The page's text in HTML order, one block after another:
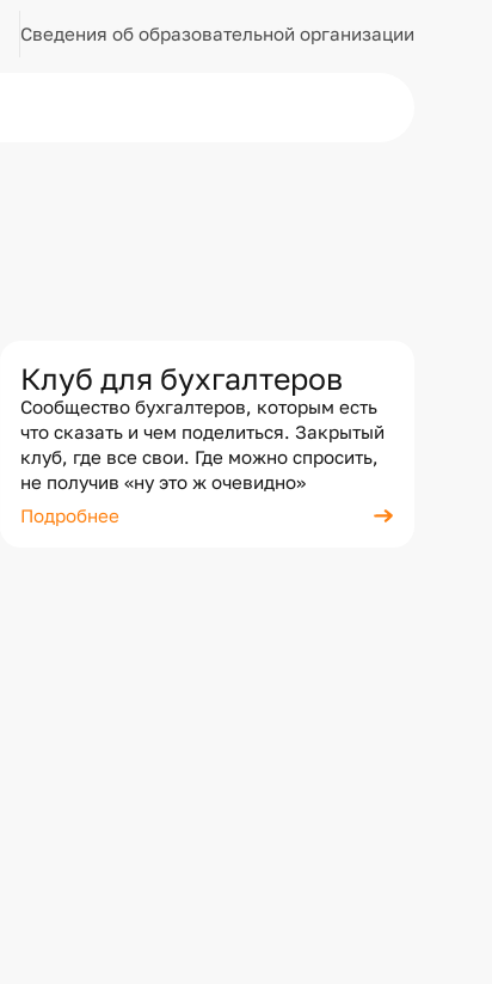
Сведения об образовательной организации
Клуб для бухгалтеров
Сообщество бухгалтеров, которым есть
что сказать и чем поделиться. Закрытый
клуб, где все свои. Где можно спросить,
не получив «ну это ж очевидно»
Подробнее